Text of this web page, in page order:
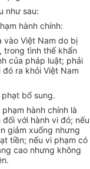
như sau:
hành chính:
vào Việt Nam do bị
trong tình thế khẩn
của pháp luật; phải
ra khỏi Việt Nam
bổ sung.
hành chính là
với hành vi đó; nếu
giảm xuống nhưng
tiền; nếu vi phạm có
cao nhưng không